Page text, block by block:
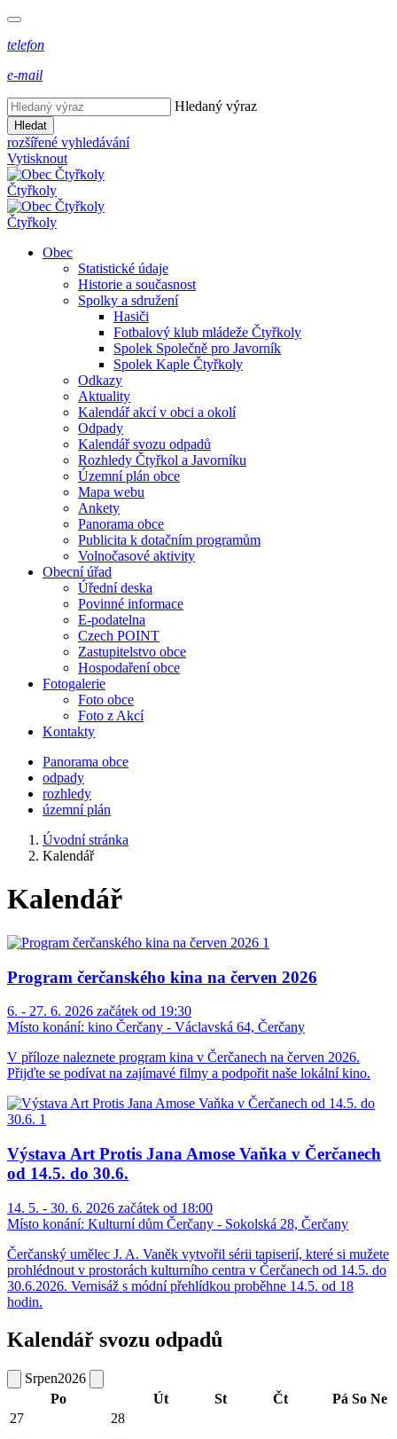
telefon
e-mail
Hledaný výraz
Hledat
rozšířené vyhledávání
Vytisknout
Čtyřkoly
Čtyřkoly
Obec
Statistické údaje
Historie a současnost
Spolky a sdružení
Hasiči
Fotbalový klub mládeže Čtyřkoly
Spolek Společně pro Javorník
Spolek Kaple Čtyřkoly
Odkazy
Aktuality
Kalendář akcí v obci a okolí
Odpady
Kalendář svozu odpadů
Rozhledy Čtyřkol a Javorníku
Územní plán obce
Mapa webu
Ankety
Panorama obce
Publicita k dotačním programům
Volnočasové aktivity
Obecní úřad
Úřední deska
Povinné informace
E-podatelna
Czech POINT
Zastupitelstvo obce
Hospodaření obce
Fotogalerie
Foto obce
Foto z Akcí
Kontakty
Panorama obce
odpady
rozhledy
územní plán
Úvodní stránka
Kalendář
Kalendář
Program čerčanského kina na červen 2026
6. - 27. 6. 2026 začátek od 19:30
Místo konání: kino Čerčany - Václavská 64, Čerčany
V příloze naleznete program kina v Čerčanech na červen 2026.
Přijďte se podívat na zajímavé filmy a podpořit naše lokální kino.
Výstava Art Protis Jana Amose Vaňka v Čerčanech
od 14.5. do 30.6.
14. 5. - 30. 6. 2026 začátek od 18:00
Místo konání: Kulturní dům Čerčany - Sokolská 28, Čerčany
Čerčanský umělec J. A. Vaněk vytvořil sérii tapiserií, které si mužete
prohlédnout v prostorách kulturního centra v Čerčanech od 14.5. do
30.6.2026. Vernisáž s módní přehlídkou proběhne 14.5. od 18
hodin.
Kalendář svozu odpadů
Srpen2026
Po
Út St Čt Pá So Ne
27
28